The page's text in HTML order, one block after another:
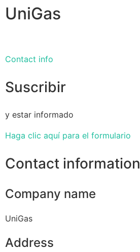
UniGas
Contact info
Suscribir
y estar informado
Haga clic aquí para el formulario
Contact information
Company name
UniGas
Address